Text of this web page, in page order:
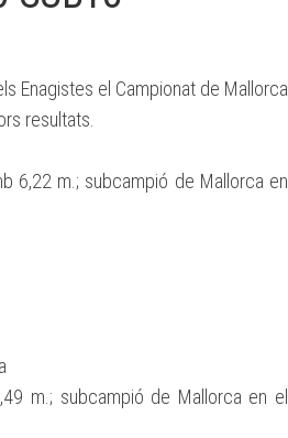
Enagistes el Campionat de Mallorca
resultats.
6,22 m.; subcampió de Mallorca en
m.; subcampió de Mallorca en el